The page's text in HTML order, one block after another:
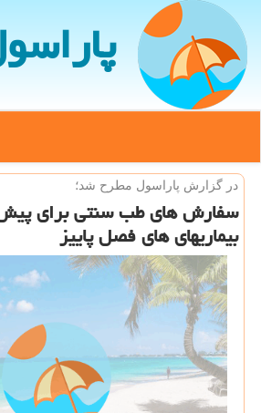
در گزارش پاراسول مطرح شد؛
سفارش های طب سنتی برای
بیماریهای های فصل پاییز